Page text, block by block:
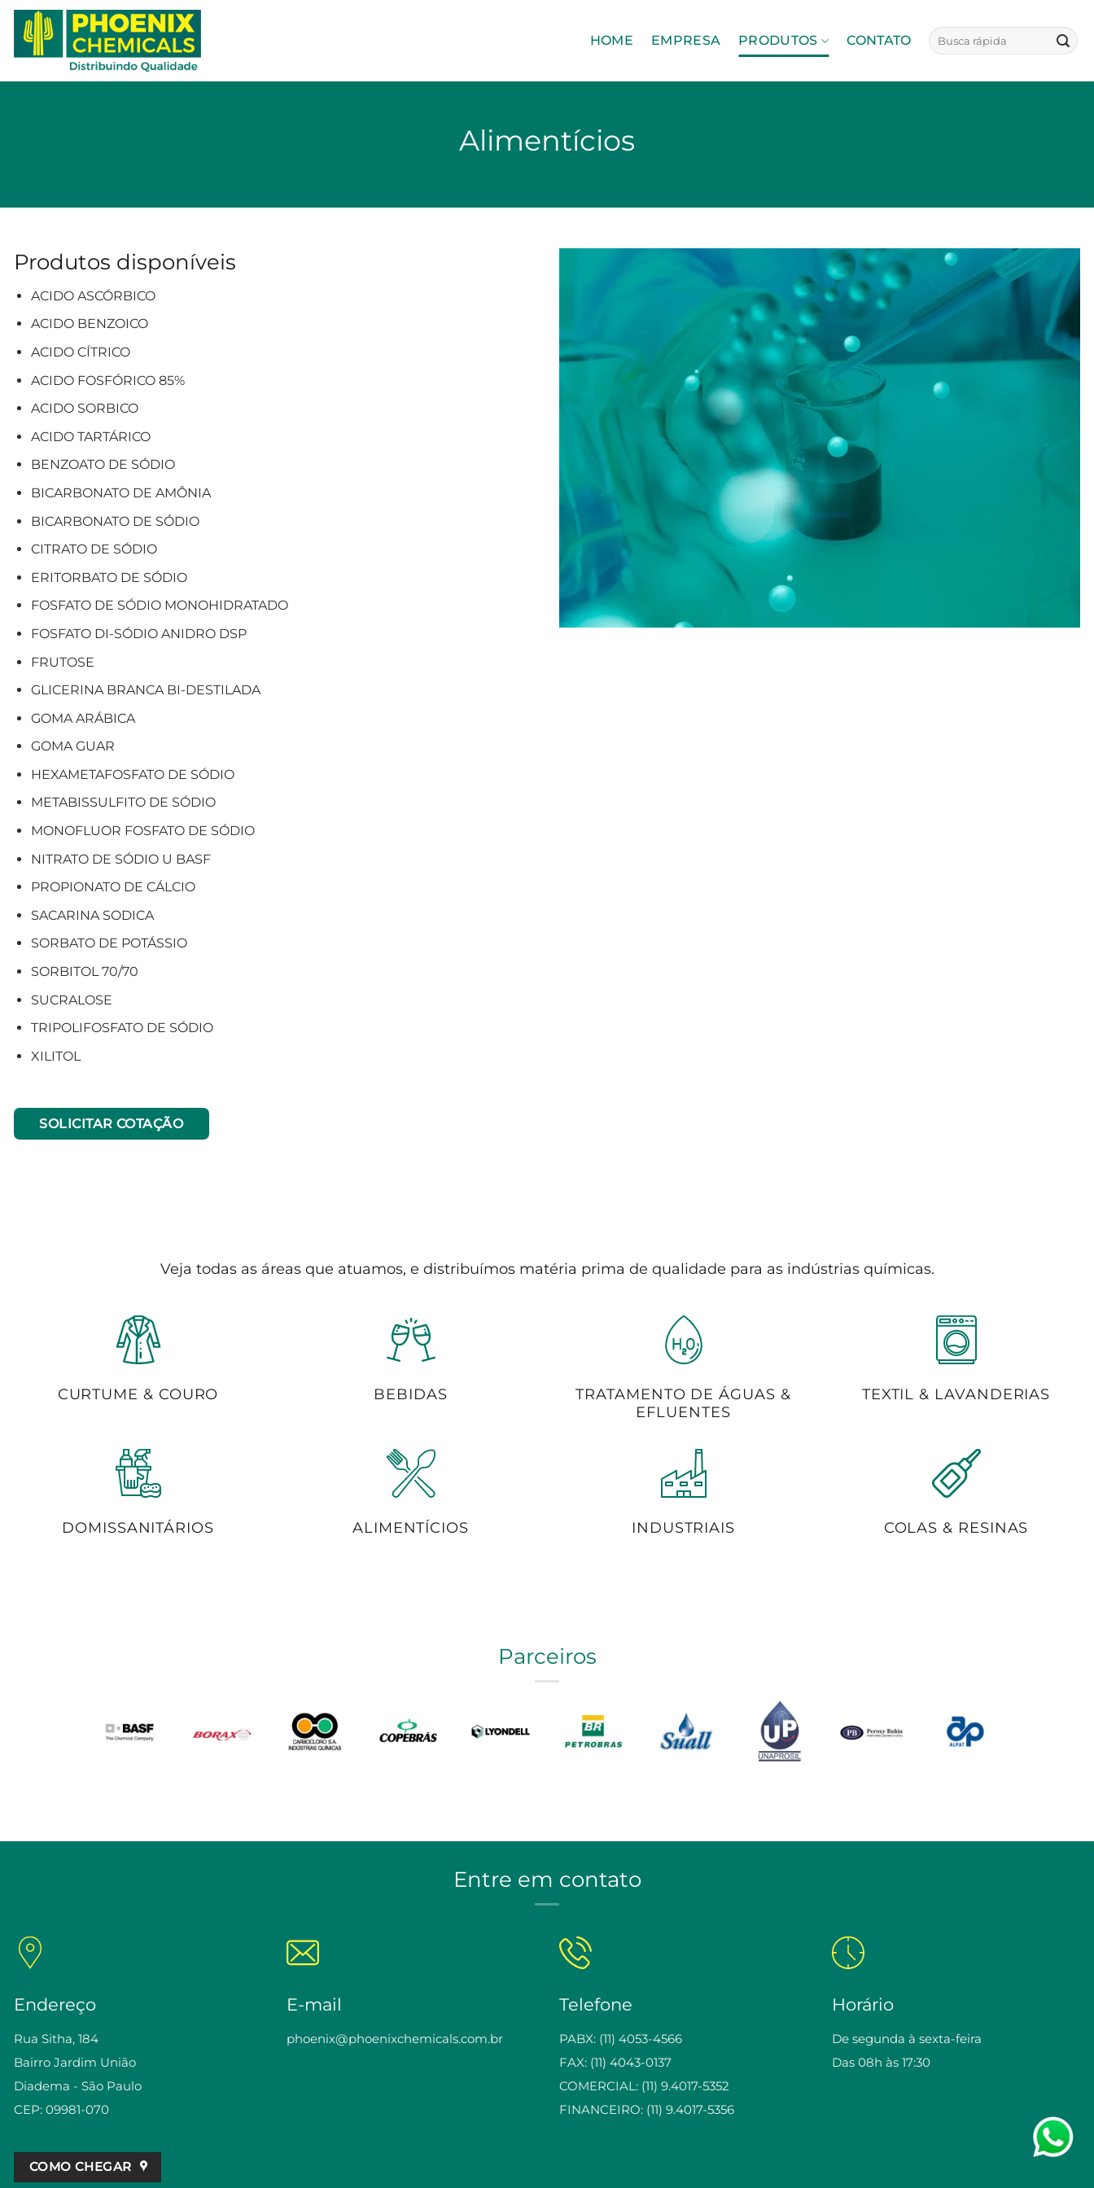
Skip
content
HOME EMPRESA PRODUTOS CONTATO
Alimentícios
Produtos disponíveis
ACIDO ASCÓRBICO
ACIDO BENZOICO
ACIDO CÍTRICO
ACIDO FOSFÓRICO 85%
ACIDO SORBICO
ACIDO TARTÁRICO
BENZOATO DE SÓDIO
BICARBONATO DE AMÔNIA
BICARBONATO DE SÓDIO
CITRATO DE SÓDIO
ERITORBATO DE SÓDIO
FOSFATO DE SÓDIO MONOHIDRATADO
FOSFATO DI-SÓDIO ANIDRO DSP
FRUTOSE
GLICERINA BRANCA BI-DESTILADA
GOMA ARÁBICA
GOMA GUAR
HEXAMETAFOSFATO DE SÓDIO
METABISSULFITO DE SÓDIO
MONOFLUOR FOSFATO DE SÓDIO
NITRATO DE SÓDIO U BASF
PROPIONATO DE CÁLCIO
SACARINA SODICA
SORBATO DE POTÁSSIO
SORBITOL 70/70
SUCRALOSE
TRIPOLIFOSFATO DE SÓDIO
XILITOL
SOLICITAR COTAÇÃO
Veja todas as áreas que atuamos, e distribuímos matéria prima de qualidade para as indústrias químicas.
CURTUME & COURO BEBIDAS
TRATAMENTO DE ÁGUAS &
EFLUENTES
TEXTIL & LAVANDERIAS
DOMISSANITÁRIOS ALIMENTÍCIOS INDUSTRIAIS COLAS & RESINAS
Parceiros
Entre em contato
Endereço
Rua Sitha, 184
Bairro Jardim União
Diadema - São Paulo
CEP: 09981-070
COMO CHEGAR
E-mail
phoenix@phoenixchemicals.com.br
Telefone
PABX: (11) 4053-4566
FAX: (11) 4043-0137
COMERCIAL: (11) 9.4017-5352
FINANCEIRO: (11) 9.4017-5356
Horário
De segunda à sexta-feira
Das 08h às 17:30